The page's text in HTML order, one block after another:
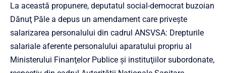
La această propunere, deputatul social-democrat buzoian
Dănuţ Păle a depus un amendament care priveşte
salarizarea personalului din cadrul ANSVSA: Drepturile
salariale aferente personalului aparatului propriu al
Ministerului Finanţelor Publice şi instituţiilor subordonate,